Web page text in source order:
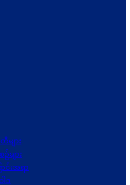
များ
ဉ်များ
င်းအရာ
ါဒ